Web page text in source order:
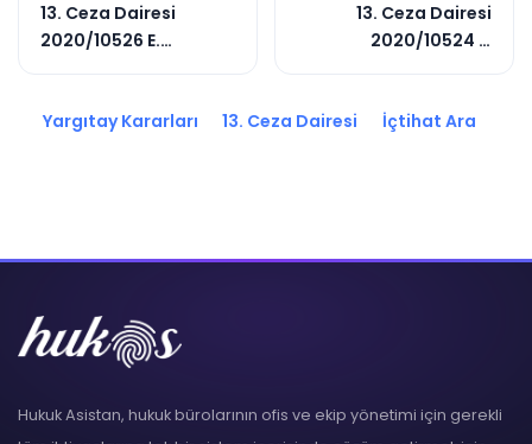
13. Ceza Dairesi
2020/10526 E.
13. Ceza Dairesi
2020/10524 E.
Yargıtay Kararları 13. Ceza Dairesi İçtihat Ara
Hukuk Asistan, hukuk bürolarının ofis ve ekip yönetimi için gerekli